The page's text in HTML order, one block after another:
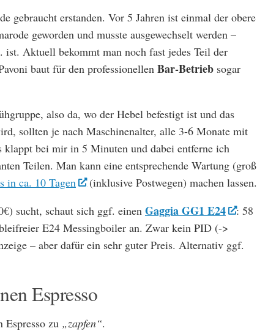
gebraucht erstanden. Vor 5 Jahren ist einmal der obere
geworden und musste ausgewechselt werden –
Aktuell bekommt man noch fast jedes Teil der
baut für den professionellen Bar-Betrieb sogar
also da, wo der Hebel befestigt ist und das
sollten je nach Maschinenalter, alle 3-6 Monate mit
klappt bei mir in 5 Minuten und dabei entferne ich
Teilen. Man kann eine entsprechende Wartung (groß
in ca. 10 Tagen
(inklusive Postwegen) machen lassen.
sucht, schaut sich ggf. einen Gaggia GG1 E24
: 58
E24 Messingboiler an. Zwar kein PID (->
– aber dafür ein sehr guter Preis. Alternativ ggf.
Espresso
zu „zapfen“.